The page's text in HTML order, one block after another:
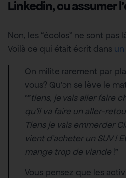
Linkedin, ou assumer
Non, les “écolos” ne sont pas
Voilà ce qui était écrit dans
On milite rarement par
vous? Qu’on se lève le
“”tiens, je vais aller faire
qu’il va faire un aller-
Tiens je vais emmerder
vient d’acheter un SUV !
mange trop de viande !”
Vous pensez que les